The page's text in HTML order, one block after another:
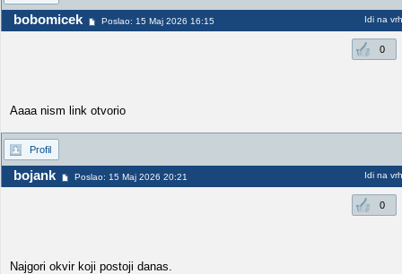
bobomicek Poslao: 15 Maj 2026 16:15 Idi na vrh
0
Aaaa nism link otvorio
Profil
bojank Poslao: 15 Maj 2026 20:21 Idi na vrh
0
Najgori okvir koji postoji danas.